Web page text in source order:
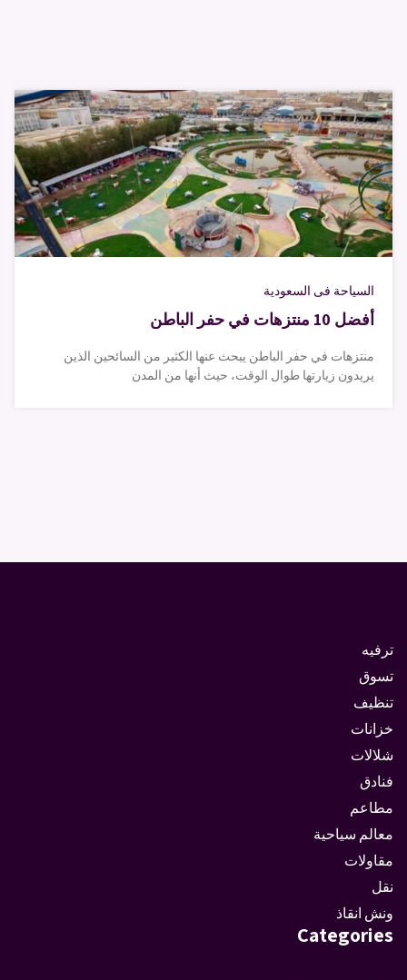
السياحة فى السعودية
أفضل 10 منتزهات في حفر الباطن
منتزهات في حفر الباطن يبحث عنها الكثير من السائحين الذين
يريدون زيارتها طوال الوقت، حيث أنها من المدن
ترفيه
تسوق
تنظيف
خزانات
شلالات
فنادق
مطاعم
معالم سياحية
مقاولات
نقل
ونش انقاذ
Categories